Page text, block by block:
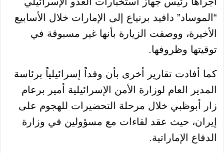
“الموساد” دافيد برنياع إلى الإمارات خلال الأسابيع
الأخيرة، ووصفت الزيارة بأنها غير مسبوقة في
توقيتها وظروفها.
كما أفادت تقارير أخرى بأن وفداً إسرائيلياً برئاسة
المدير العام لوزارة الأمن الإسرائيلية أمير برعام
زار أبوظبي خلال مرحلة التحضيرات للهجوم على
إيران، حيث عقد لقاءات مع مسؤولين في وزارة
الدفاع الإماراتية.